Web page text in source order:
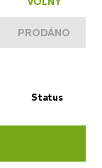
PRODÁNO
Status